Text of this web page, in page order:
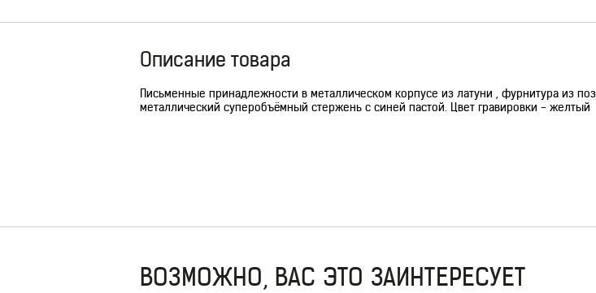
Описание товара
Письменные принадлежности в металлическом корпусе из латуни , фурнитура из
металлический суперобъёмный стержень с синей пастой. Цвет гравировки - желтый
ВОЗМОЖНО, ВАС ЭТО ЗАИНТЕРЕСУЕТ